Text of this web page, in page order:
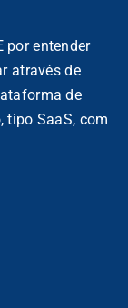
por entender
através de
de
tipo SaaS, com